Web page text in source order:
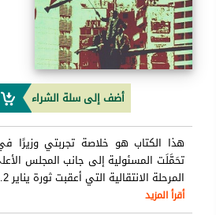
أضف إلى سلة الشراء
هذا الكتاب هو خلاصة تجربتي وزيرًا
تحَمَّلَت المسئولية إلى جانب المجلس
المرحلة الانتقالية التي أعقبت ثورة يناير 2
أقرأ المزيد